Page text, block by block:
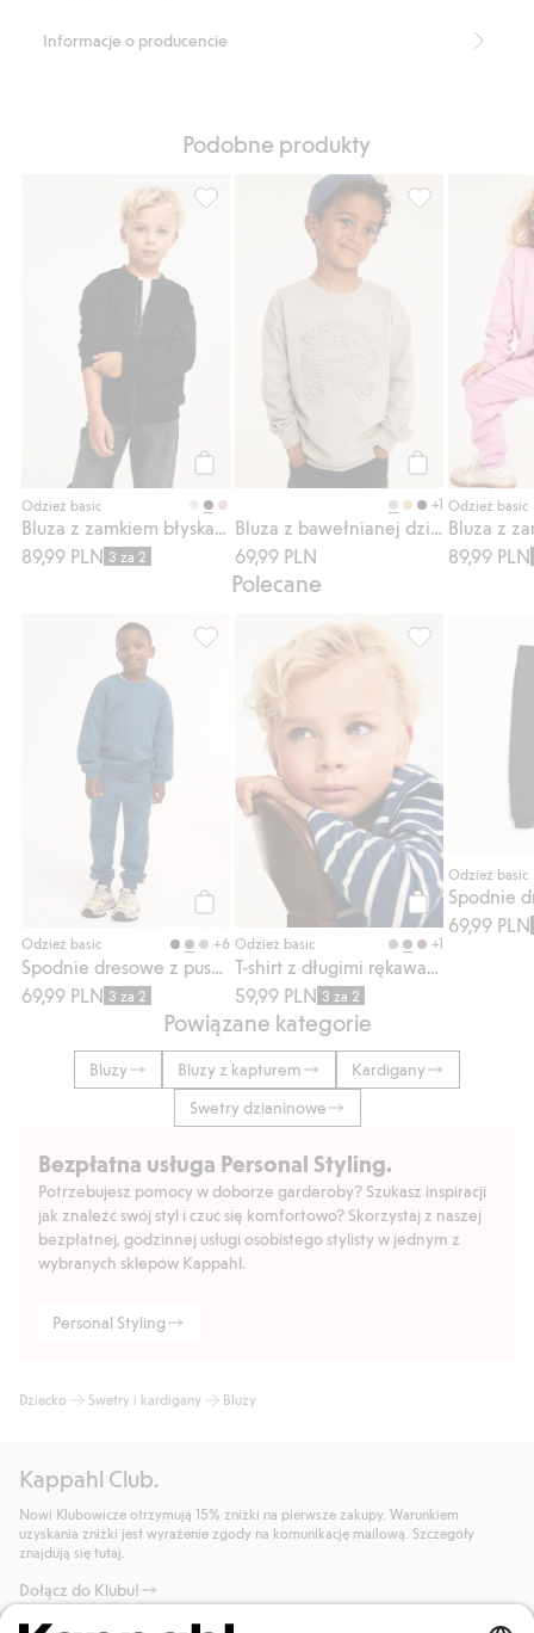
Informacje o producencie
Podobne produkty
Odzież basic
Bluza z zamkiem błyskawicznym
89,99 PLN 3 za 2
Bluza z zamkiem błyskawicznym, Dodaj
+1
Bluza z bawełnianej dzianiny, z motywem monster trucka z efektem 3D
69,99 PLN
Bluza z
Odzież basic
89,99 PLN
Polecane
Odzież basic +6
Spodnie dresowe z puszystą stroną wewnętrzną
69,99 PLN 3 za 2
Spodnie dresowe z puszystą stroną
Kup
Odzież basic +1
T-shirt z długimi rękawami, w paski
59,99 PLN 3 za 2
T-shirt z
Odzież basic
69,99 PLN
Powiązane kategorie
Bluzy Bluzy z kapturem
Kardigany
Swetry dzianinowe
Bezpłatna usługa Personal Styling.
Potrzebujesz pomocy w doborze garderoby? Szukasz inspiracji
jak znaleźć swój styl i czuć się komfortowo? Skorzystaj z naszej
bezpłatnej, godzinnej usługi osobistego stylisty w jednym z
wybranych sklepów Kappahl.
Personal Styling
Dziecko Swetry i kardigany Bluzy
Kappahl Club.
Nowi Klubowicze otrzymują 15% zniżki na pierwsze zakupy. Warunkiem
uzyskania zniżki jest wyrażenie zgody na komunikację mailową. Szczegóły
znajdują się tutaj.
Dołącz do Klubu!